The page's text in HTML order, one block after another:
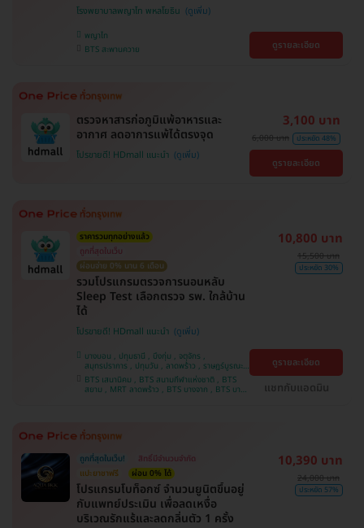
โรงพยาบาลพญาไท พหลโยธิน
พญาไท
BTS สะพานควาย
ดูรายละเอียด
ตรวจหาสารก่อภูมิแพ้อาหารและ
อากาศ ลดอาการแพ้ได้ตรงจุด
โปรขายดี! HDmall แนะนำ
3,100 บาท
6,000 บาท ประหยัด 48%
ดูรายละเอียด
ราคารวมทุกอย่างแล้ว
ถูกที่สุดในเว็บ
ผ่อนจ่าย 0% นาน 6 เดือน
รวมโปรแกรมตรวจการนอนหลับ
Sleep Test เลือกตรวจ รพ. ใกล้บ้าน
ได้
โปรขายดี! HDmall แนะนำ
บางบอน , ปทุมธานี , บึงกุ่ม , จตุจักร ,
สมุทรปราการ , ปทุมวัน , ลาดพร้าว , ราษฎร์บูรณะ ,
คันนายาว , จอมทอง , พระโขนง , ภาษีเจริญ ,
บางรัก , พญาไท , หนองแขม , คลองเตย , บริการ
ถึงบ้าน , บางนา , ราชเทวี , ตลิ่งชัน
BTS เสนานิคม , BTS สนามกีฬาแห่งชาติ , BTS
สยาม , MRT ลาดพร้าว , BTS บางจาก , BTS บาง
10,800 บาท
15,500 บาท
ประหยัด 30%
ดูรายละเอียด
แชทกับแอดมิน
ถูกที่สุดในเว็บ!
สิทธิ์มีจำนวนจำกัด
แปะยาชาฟรี
ผ่อน 0% ได้
​โปรแกรมโบท็อกซ์ จำนวนยูนิตขึ้นอยู่
กับแพทย์ประเมิน เพื่อลดเหงื่อ
บริเวณรักแร้และลดกลิ่นตัว 1 ครั้ง
10,390 บาท
24,000 บาท
ประหยัด 57%